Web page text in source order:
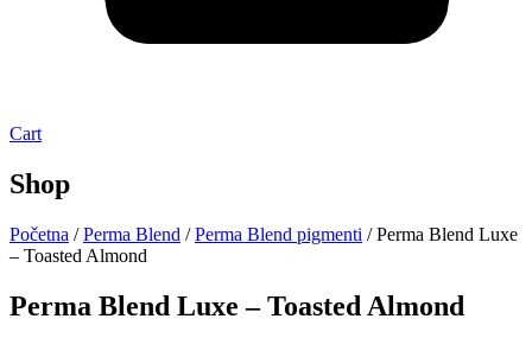
Cart
Shop
Početna /Perma Blend /Perma Blend pigmenti / Perma Blend Luxe
– Toasted Almond
Perma Blend Luxe – Toasted Almond